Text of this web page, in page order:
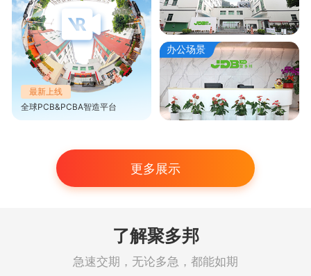
最新上线
全球PCB&PCBA智造平台
办公场景
更多展示
了解聚多邦
急速交期，无论多急，都能如期